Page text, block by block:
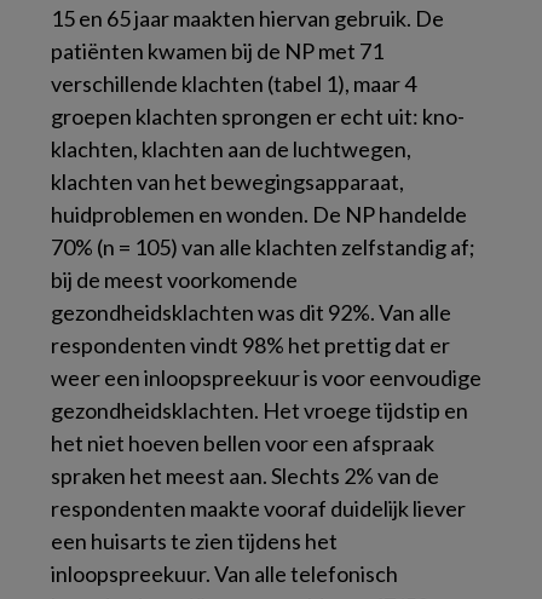
15 en 65 jaar maakten hiervan gebruik. De
patiënten kwamen bij de NP met 71
verschillende klachten (tabel 1), maar 4
groepen klachten sprongen er echt uit: kno-
klachten, klachten aan de luchtwegen,
klachten van het bewegingsapparaat,
huidproblemen en wonden. De NP handelde
70% (n = 105) van alle klachten zelfstandig af;
bij de meest voorkomende
gezondheidsklachten was dit 92%. Van alle
respondenten vindt 98% het prettig dat er
weer een inloopspreekuur is voor eenvoudige
gezondheidsklachten. Het vroege tijdstip en
het niet hoeven bellen voor een afspraak
spraken het meest aan. Slechts 2% van de
respondenten maakte vooraf duidelijk liever
een huisarts te zien tijdens het
inloopspreekuur. Van alle telefonisch